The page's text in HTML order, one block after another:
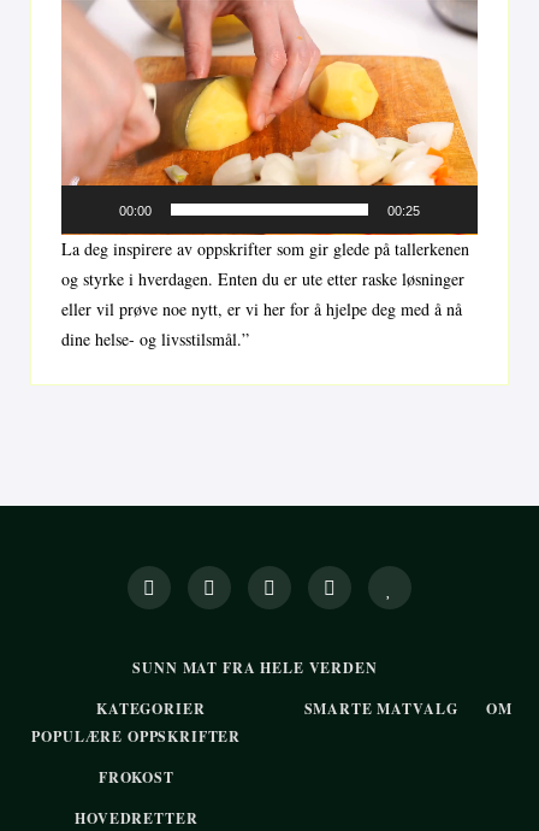
Videoavspiller
00:00 00:25
La deg inspirere av oppskrifter som gir glede på tallerkenen
og styrke i hverdagen. Enten du er ute etter raske løsninger
eller vil prøve noe nytt, er vi her for å hjelpe deg med å nå
dine helse- og livsstilsmål.”
SUNN MAT FRA HELE VERDEN
KATEGORIER
POPULÆRE OPPSKRIFTER
FROKOST
HOVEDRETTER
SMARTE MATVALG OM